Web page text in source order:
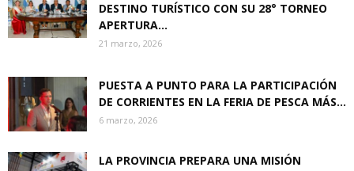
DESTINO TURÍSTICO CON SU 28° TORNEO
APERTURA...
21 marzo, 2026
PUESTA A PUNTO PARA LA PARTICIPACIÓN
DE CORRIENTES EN LA FERIA DE PESCA MÁS...
6 marzo, 2026
LA PROVINCIA PREPARA UNA MISIÓN